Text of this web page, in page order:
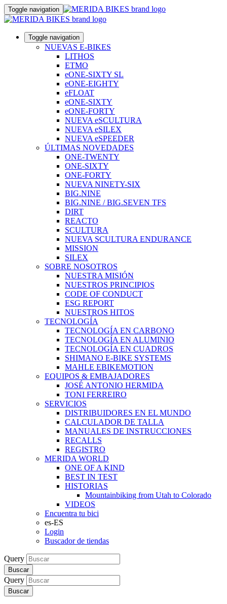
Toggle navigation
Toggle navigation
NUEVAS E-BIKES
LITHOS
ETMO
eONE-SIXTY SL
eONE-EIGHTY
eFLOAT
eONE-SIXTY
eONE-FORTY
NUEVA eSCULTURA
NUEVA eSILEX
NUEVA eSPEEDER
ÚLTIMAS NOVEDADES
ONE-TWENTY
ONE-SIXTY
ONE-FORTY
NUEVA NINETY-SIX
BIG.NINE
BIG.NINE / BIG.SEVEN TFS
DIRT
REACTO
SCULTURA
NUEVA SCULTURA ENDURANCE
MISSION
SILEX
SOBRE NOSOTROS
NUESTRA MISIÓN
NUESTROS PRINCIPIOS
CODE OF CONDUCT
ESG REPORT
NUESTROS HITOS
TECNOLOGÍA
TECNOLOGÍA EN CARBONO
TECNOLOGÍA EN ALUMINIO
TECNOLOGÍA EN CUADROS
SHIMANO E-BIKE SYSTEMS
MAHLE EBIKEMOTION
EQUIPOS & EMBAJADORES
JOSÉ ANTONIO HERMIDA
TONI FERREIRO
SERVICIOS
DISTRIBUIDORES EN EL MUNDO
CALCULADOR DE TALLA
MANUALES DE INSTRUCCIONES
RECALLS
REGISTRO
MERIDA WORLD
ONE OF A KIND
BEST IN TEST
HISTORIAS
Mountainbiking from Utah to Colorado
VIDEOS
Encuentra tu bici
es-ES
Login
Buscador de tiendas
Query
Buscar
Query
Buscar